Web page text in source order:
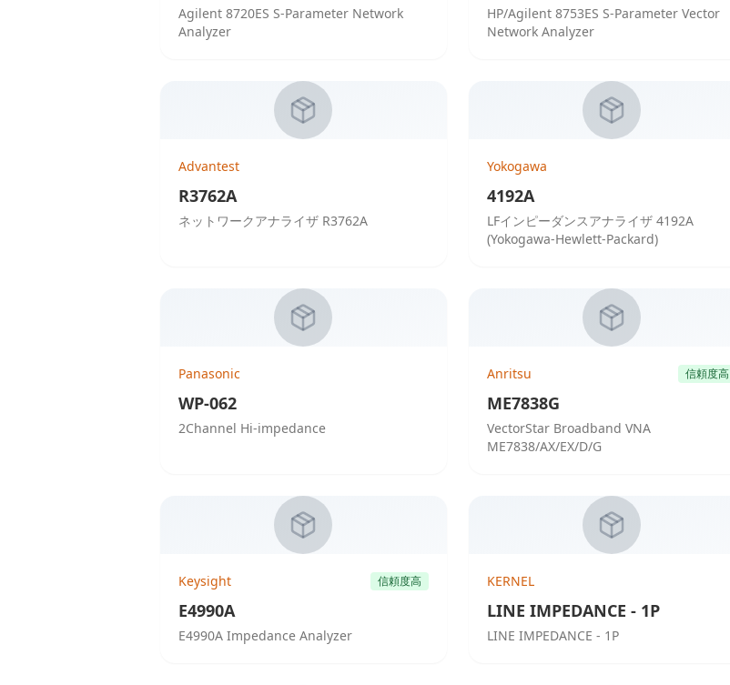
Agilent 8720ES S-Parameter Network
Analyzer
HP/Agilent 8753ES S-Parameter Vector
Network Analyzer
Advantest
R3762A
ネットワークアナライザ R3762A
Yokogawa
4192A
LFインピーダンスアナライザ 4192A
(Yokogawa-Hewlett-Packard)
Panasonic
WP-062
2Channel Hi-impedance
Anritsu 信頼度高
ME7838G
VectorStar Broadband VNA
ME7838/AX/EX/D/G
Keysight 信頼度高
E4990A
E4990A Impedance Analyzer
KERNEL
LINE IMPEDANCE - 1P
LINE IMPEDANCE - 1P